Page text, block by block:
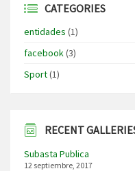
CATEGORIES
entidades (1)
facebook(3)
Sport(1)
RECENT
Subasta Publica
12 septiembre, 2017